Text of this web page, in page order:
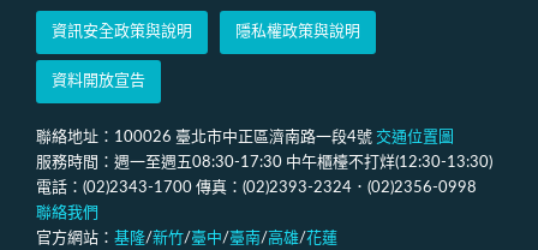
資訊安全政策與說明 隱私權政策與說明
資料開放宣告
聯絡地址：100026 臺北市中正區濟南路一段4號 交通位置圖
服務時間：週一至週五08:30-17:30 中午櫃檯不打烊(12:30-13:30)
電話：(02)2343-1700 傳真：(02)2393-2324．(02)2356-0998
聯絡我們
官方網站： 基隆/新竹/臺中/臺南/高雄/花蓮